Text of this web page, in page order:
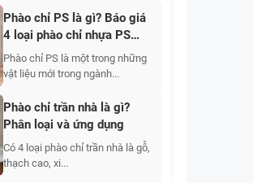
Phào chỉ PS là gì? Báo giá
4 loại phào chỉ nhựa PS
mới nhất
Phào chỉ PS là một trong những
vật liệu mới trong ngành...
Phào chỉ trần nhà là gì?
Phân loại và ứng dụng
Có 4 loại phào chỉ trần nhà là gỗ,
thạch cao, xi...